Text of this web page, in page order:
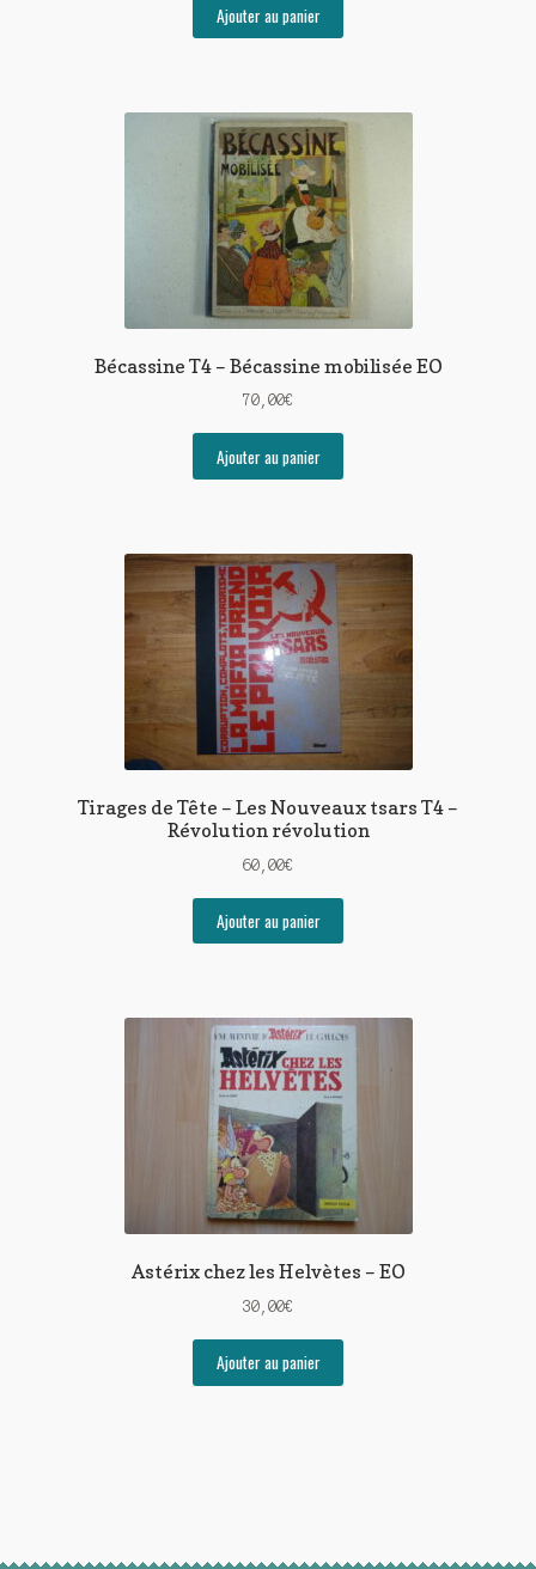
Ajouter au panier
Bécassine T4 – Bécassine mobilisée EO
70,00€
Ajouter au panier
Tirages de Tête – Les Nouveaux tsars T4 –
Révolution révolution
60,00€
Ajouter au panier
Astérix chez les Helvètes – EO
30,00€
Ajouter au panier